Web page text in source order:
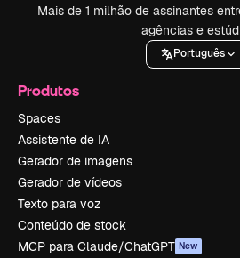
Mais de 1 milhão de assinantes
agências e
Português
Produtos
Spaces
Assistente de IA
Gerador de imagens
Gerador de vídeos
Texto para voz
Conteúdo de stock
MCP para Claude/ChatGPT New